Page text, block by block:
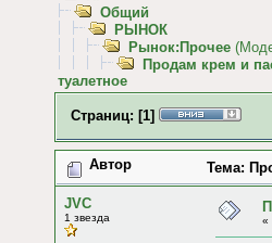
Общий
РЫНОК
Рынок:Прочее
Продам крем и
туалетное
Страниц: [1]
Автор Тема:
JVC
1 звезда «